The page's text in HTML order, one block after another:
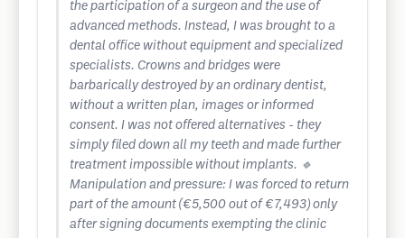
the participation of a surgeon and the use of
advanced methods. Instead, I was brought to a
dental office without equipment and specialized
specialists. Crowns and bridges were
barbarically destroyed by an ordinary dentist,
without a written plan, images or informed
consent. I was not offered alternatives - they
simply filed down all my teeth and made further
treatment impossible without implants. 🔹
Manipulation and pressure: I was forced to return
part of the amount (€5,500 out of €7,493) only
after signing documents exempting the clinic